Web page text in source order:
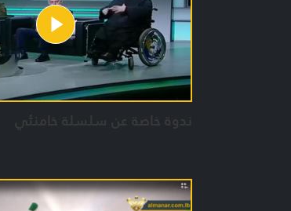
ندوة خاصة عن سلسلة خامنئي